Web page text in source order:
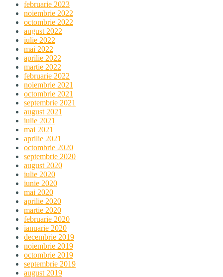
februarie 2023
noiembrie 2022
octombrie 2022
august 2022
iulie 2022
mai 2022
aprilie 2022
martie 2022
februarie 2022
noiembrie 2021
octombrie 2021
septembrie 2021
august 2021
iulie 2021
mai 2021
aprilie 2021
octombrie 2020
septembrie 2020
august 2020
iulie 2020
iunie 2020
mai 2020
aprilie 2020
martie 2020
februarie 2020
ianuarie 2020
decembrie 2019
noiembrie 2019
octombrie 2019
septembrie 2019
august 2019